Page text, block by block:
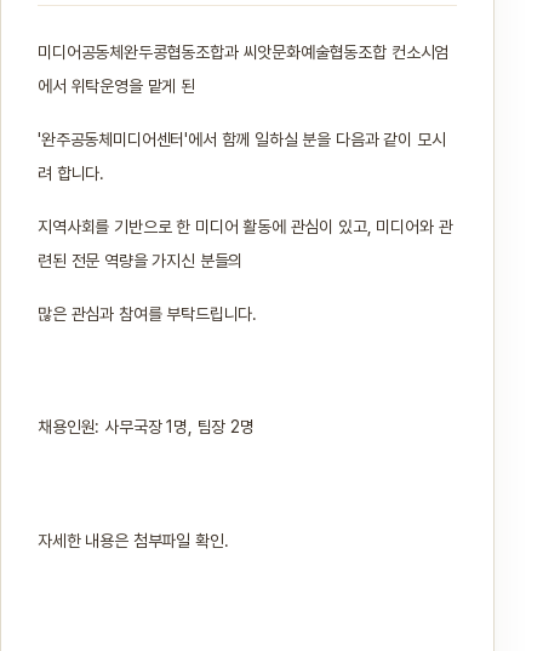
미디어공동체완두콩협동조합과 씨앗문화예술협동조합 컨소시엄
에서 위탁운영을 맡게 된
'완주공동체미디어센터'에서 함께 일하실 분을 다음과 같이 모시
려 합니다.
지역사회를 기반으로 한 미디어 활동에 관심이 있고, 미디어와 관
련된 전문 역량을 가지신 분들의
많은 관심과 참여를 부탁드립니다.
채용인원: 사무국장 1명, 팀장 2명
자세한 내용은 첨부파일 확인.